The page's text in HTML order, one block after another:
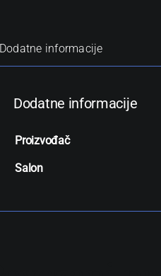
Dodatne informacije
Dodatne informacije
Proizvođač
Salon